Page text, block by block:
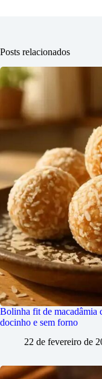
Posts relacionados
Bolinha fit de macadâmia
docinho e sem forno
22 de fevereiro de